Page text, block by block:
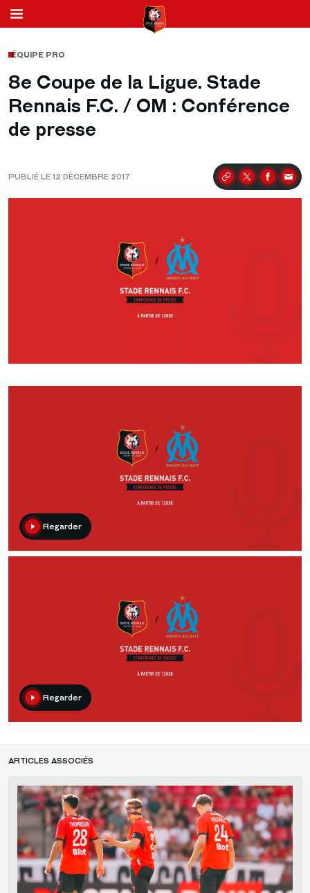
ÉQUIPE PRO
8e Coupe de la Ligue. Stade
Rennais F.C. / OM : Conférence
de presse
PUBLIÉ LE 12 DÉCEMBRE 2017 Partager
Regarder
Regarder
ARTICLES ASSOCIÉS